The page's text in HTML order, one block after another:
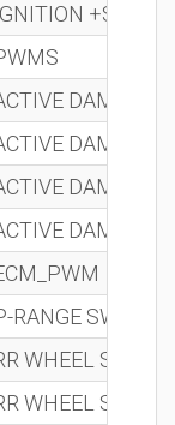
+SIGNAL
DAMPER
DAMPER
DAMPER
DAMPER
RANGE SW/
WHEEL
WHEEL